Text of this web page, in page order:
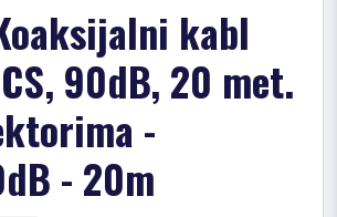
kabl
90dB, 20 met.
-
- 20m